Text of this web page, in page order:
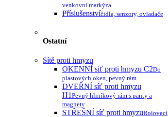
venkovní markýza
Příslušenstvíčidla, senzory, ovladače
Ostatní
Sítě proti hmyzu
OKENNÍ síť proti hmyzu C2Do
plastových oken, pevný rám
DVEŘNÍ síť proti hmyzu
H1 Pevný hliníkový rám s panty a
magnety
STŘEŠNÍ síť proti hmyzuRolovací